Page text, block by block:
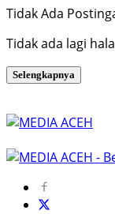
Tidak Ada
Tidak ada lagi
Selengkapnya